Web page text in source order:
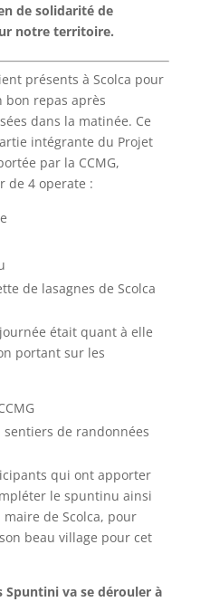
de solidarité de
notre territoire.
présents à Scolca pour
bon repas après
dans la matinée. Ce
intégrante du Projet
par la CCMG,
de 4 operate :
de lasagnes de Scolca
était quant à elle
portant sur les
de randonnées
qui ont apporter
le spuntinu ainsi
de Scolca, pour
beau village pour cet
Spuntini va se dérouler à